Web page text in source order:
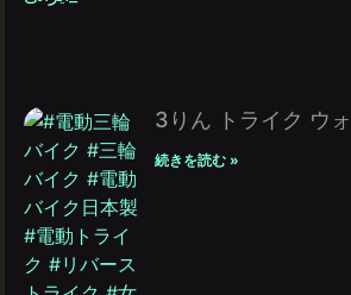
3りん トライク ウ
続きを読む »